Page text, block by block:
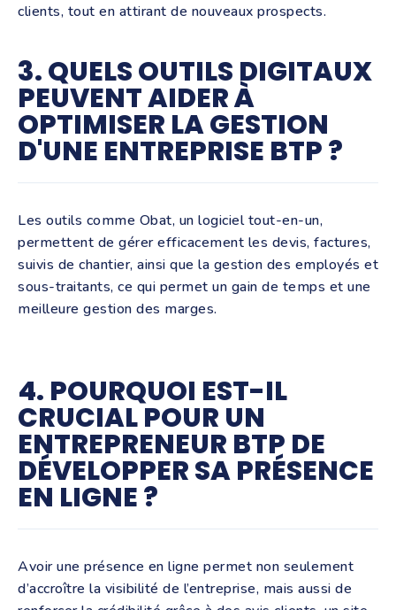
clients, tout en attirant de nouveaux prospects.
3. QUELS OUTILS DIGITAUX
PEUVENT AIDER À
OPTIMISER LA GESTION
D'UNE ENTREPRISE BTP ?
Les outils comme Obat, un logiciel tout-en-un,
permettent de gérer efficacement les devis, factures,
suivis de chantier, ainsi que la gestion des employés et
sous-traitants, ce qui permet un gain de temps et une
meilleure gestion des marges.
4. POURQUOI EST-IL
CRUCIAL POUR UN
ENTREPRENEUR BTP DE
DÉVELOPPER SA PRÉSENCE
EN LIGNE ?
Avoir une présence en ligne permet non seulement
d’accroître la visibilité de l’entreprise, mais aussi de